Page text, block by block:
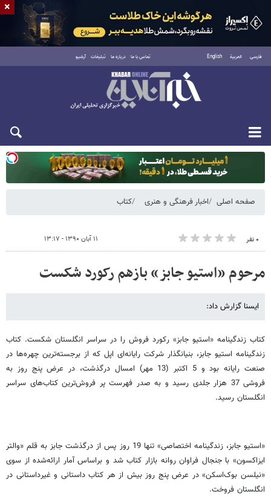
فارسی العربية English تماس با ما درباره ما تبلیغات آرشیو
دوشنبه ۱۹ مرداد ۱۴۰۵
صفحه اصلی اخبار فرهنگی و هنری کتاب
۰ نفر ۱۱ آبان ۱۳۹۰ - ۱۳:۱۷
مرحوم «استیو جابز» بازهم رکورد شکست
ایسنا گزارش داد:
کتاب زندگینامه‌ «استیو جابز» رکورد فروش را در سراسر انگلستان شکست. کتاب
زندگینامه‌ استیو جابز، بنیانگذار شرکت رایانه‌ای اپل که از برجسته‌ترین چهره‌ها در
صنعت رایانه بود و 5 اکتبر (13 مهر) امسال درگذشت، در عرض پنج روز به
فروشی 37 هزار جلدی رسید و به صدر فهرست پر فروش‌ترین کتاب‌های سراسر
انگلستان رسید.
«استیو جابز، زندگینامه اختصاصی» تنها 19 روز پس از درگذشت جابز به قلم «والتر
ایزاکسون» با جنجال فراوان روانه‌ بازار کتاب شد و براساس آمار ارائه‌شده از سوی
«نیلسن بوک‌اسکن» در عرض پنج روز بیش از هر کتاب داستانی و غیرداستانی در
انگلستان فروخت.
×